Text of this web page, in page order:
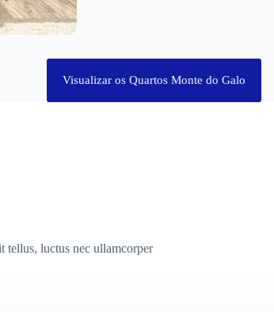
Visualizar os Quartos Monte do Galo
tellus, luctus nec ullamcorper